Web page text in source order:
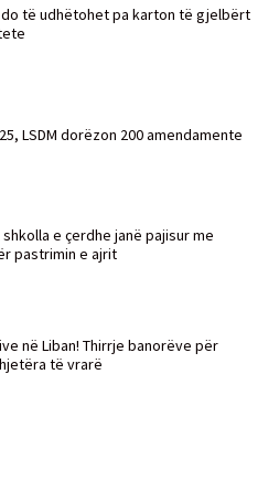
do të udhëtohet pa karton të gjelbërt
LSDM dorëzon 200 amendamente
e çerdhe janë pajisur me
pastrimin e ajrit
në Liban! Thirrje banorëve për
të vrarë